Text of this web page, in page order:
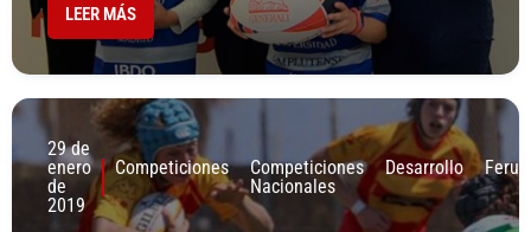
LEER MÁS
29 de
enero
de
2019
Competiciones
Competiciones
Nacionales
Desarrollo